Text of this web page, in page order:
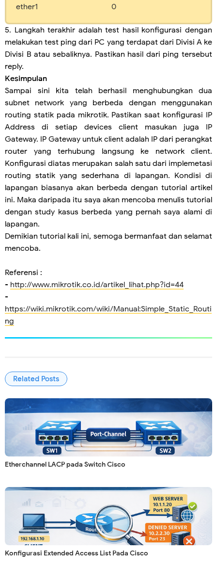
ether1 0
5. Langkah terakhir adalah test hasil konfigurasi dengan
melakukan test ping dari PC yang terdapat dari Divisi A ke
Divisi B atau sebaliknya. Pastikan hasil dari ping tersebut
reply.
Kesimpulan
Sampai sini kita telah berhasil menghubungkan dua
subnet network yang berbeda dengan menggunakan
routing statik pada mikrotik. Pastikan saat konfigurasi IP
Address di setiap devices client masukan juga IP
Gateway. IP Gateway untuk client adalah IP dari perangkat
router yang terhubung langsung ke network client.
Konfigurasi diatas merupakan salah satu dari implemetasi
routing statik yang sederhana di lapangan. Kondisi di
lapangan biasanya akan berbeda dengan tutorial artikel
ini. Maka daripada itu saya akan mencoba menulis tutorial
dengan study kasus berbeda yang pernah saya alami di
lapangan.
Demikian tutorial kali ini, semoga bermanfaat dan selamat
mencoba.
Referensi :
- http://www.mikrotik.co.id/artikel_lihat.php?id=44
-
https://wiki.mikrotik.com/wiki/Manual:Simple_Static_Routi
ng
Related Posts
Etherchannel LACP pada Switch Cisco
Konfigurasi Extended Access List Pada Cisco